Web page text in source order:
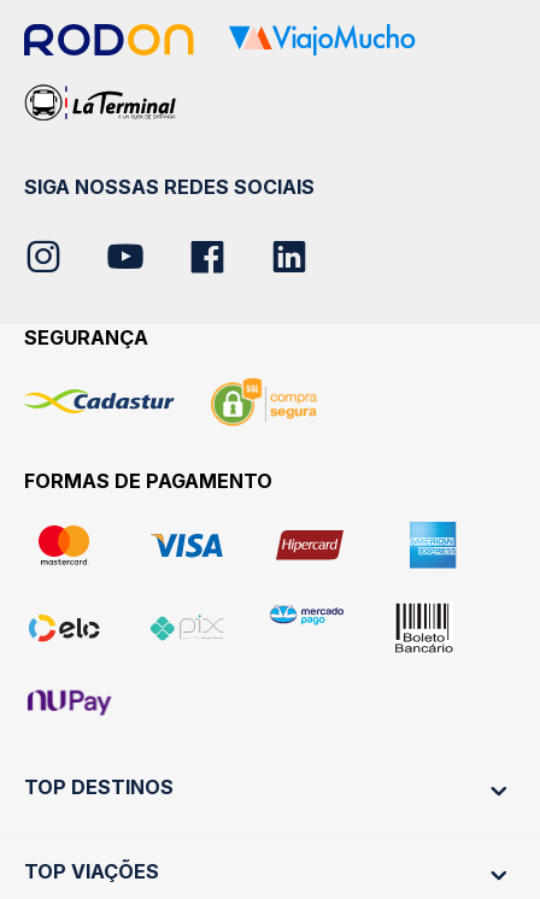
SIGA NOSSAS REDES SOCIAIS
SEGURANÇA
FORMAS DE PAGAMENTO
TOP DESTINOS
Ônibus Rio de Janeiro
TOP VIAÇÕES